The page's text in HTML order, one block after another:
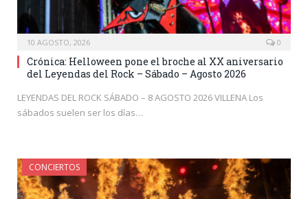
10 AGOSTO, 2026 0
Crónica: Helloween pone el broche al XX aniversario
del Leyendas del Rock – Sábado – Agosto 2026
LEYENDAS DEL ROCK SÁBADO – 8 AGOSTO 2026 VILLENA Los
sábados suelen ser los días…
CONCIERTOS